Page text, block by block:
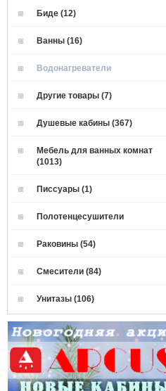
Биде (12)
Ванны (16)
Водонагреватели
Другие товары (7)
Душевые кабины (367)
Мебель для ванных комнат
(1013)
Писсуары (1)
Полотенцесушители
Раковины (54)
Смесители (84)
Унитазы (106)